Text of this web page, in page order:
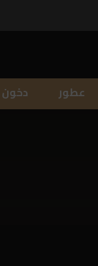
عطور دخون